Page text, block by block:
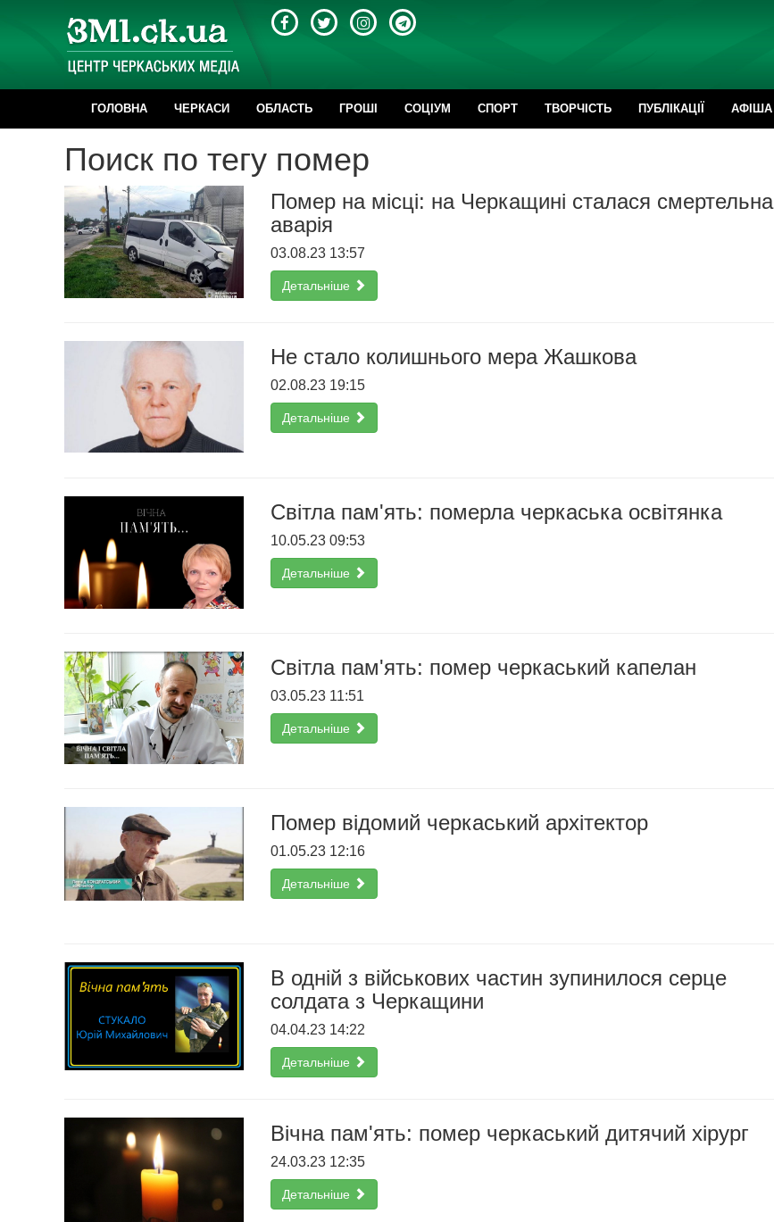
ГОЛОВНА ЧЕРКАСИ ОБЛАСТЬ ГРОШІ CОЦІУМ СПОРТ ТВОРЧІСТЬ ПУБЛІКАЦІЇ АФІША
Поиск по тегу помер
Помер на місці: на Черкащині сталася смертельна
аварія
03.08.23 13:57
Детальніше
Не стало колишнього мера Жашкова
02.08.23 19:15
Детальніше
Світла пам'ять: померла черкаська освітянка
10.05.23 09:53
Детальніше
Світла пам'ять: помер черкаський капелан
03.05.23 11:51
Детальніше
Помер відомий черкаський архітектор
01.05.23 12:16
Детальніше
В одній з військових частин зупинилося серце
солдата з Черкащини
04.04.23 14:22
Детальніше
Вічна пам'ять: помер черкаський дитячий хірург
24.03.23 12:35
Детальніше